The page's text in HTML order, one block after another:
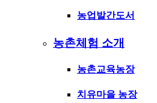
농업발간도서
농촌체험 소개
농촌교육농장
치유마을 농장